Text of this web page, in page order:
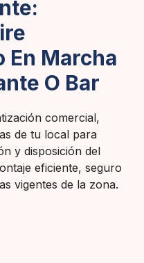
En Marcha
O Bar
comercial,
de tu local para
y disposición del
eficiente, seguro
vigentes de la zona.